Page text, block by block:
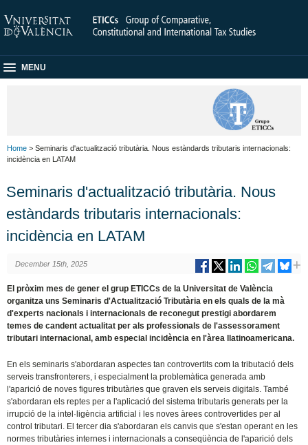
MENU
Home > Seminaris d'actualització tributària. Nous estàndards tributaris internacionals:
incidència en LATAM
Seminaris d'actualització tributària. Nous
estàndards tributaris internacionals:
incidència en LATAM
December 15th, 2025
El pròxim mes de gener el grup ETICCs de la Universitat de València
organitza uns Seminaris d'Actualització Tributària en els quals de la mà
d'experts nacionals i internacionals de reconegut prestigi abordarem
temes de candent actualitat per als professionals de l'assessorament
tributari internacional, amb especial incidència en l'àrea llatinoamericana.
En els seminaris s'abordaran aspectes tan controvertits com la tributació dels
serveis transfronterers, i especialment la problemàtica generada amb
l'aparició de noves figures tributàries que graven els serveis digitals. També
s'abordaran els reptes per a l'aplicació del sistema tributaris generats per la
irrupció de la intel·ligència artificial i les noves àrees controvertides per al
control tributari. El tercer dia s'abordaran els canvis que s'estan operant en les
normes tributàries internes i internacionals a conseqüència de l'aparició dels